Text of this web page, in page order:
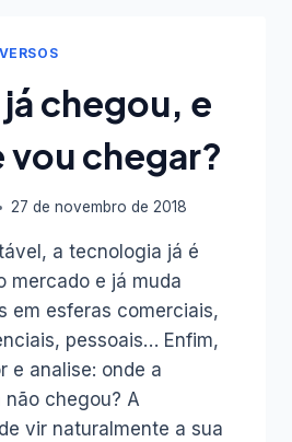
chegou, e
vou chegar?
27 de novembro de 2018
a tecnologia já é
mercado e já muda
em esferas comerciais,
pessoais… Enfim,
e analise: onde a
chegou? A
vir naturalmente a sua